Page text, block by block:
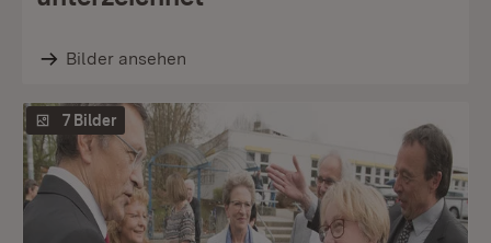
Bilder ansehen
7 Bilder